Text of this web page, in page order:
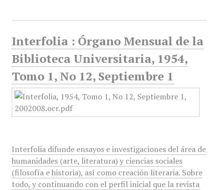
Interfolia : Órgano Mensual de la
Biblioteca Universitaria, 1954,
Tomo 1, No 12, Septiembre 1
Interfolia difunde ensayos e investigaciones del área de
humanidades (arte, literatura) y ciencias sociales
(filosofía e historia), así como creación literaria. Sobre
todo, y continuando con el perfil inicial que la revista